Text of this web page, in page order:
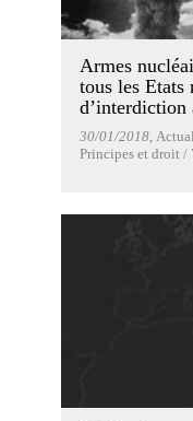
Armes
tous les
30/01/2018,
Principes et droit /